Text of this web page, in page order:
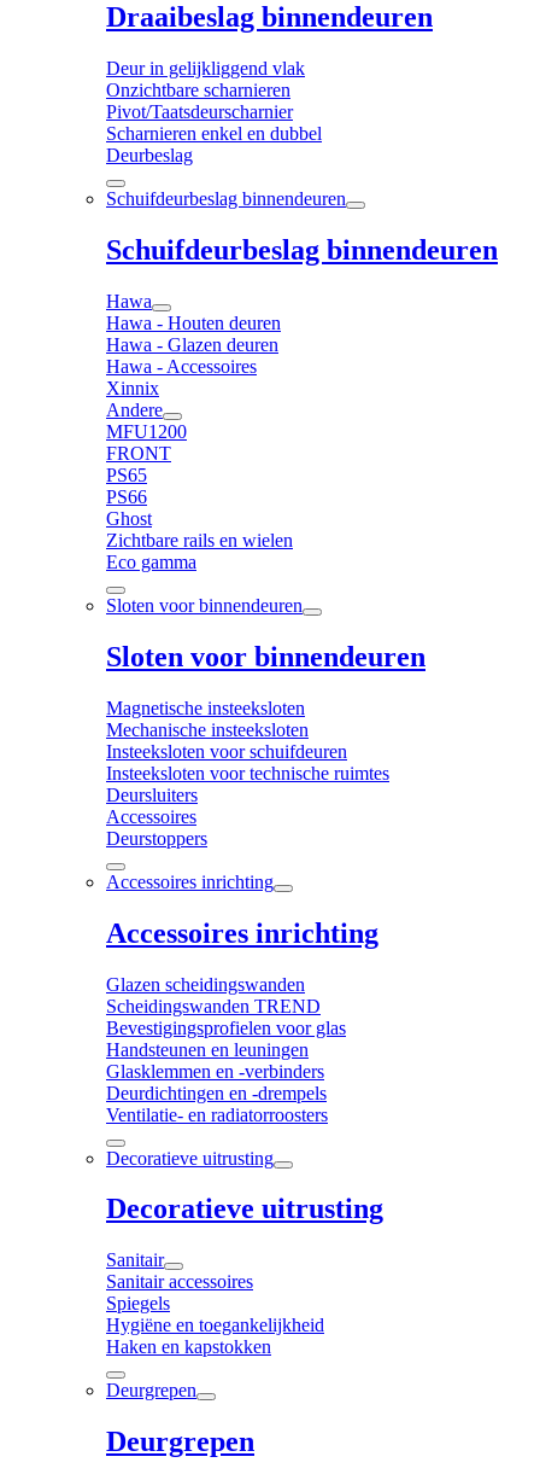
Draaibeslag binnendeuren
Deur in gelijkliggend vlak
Onzichtbare scharnieren
Pivot/Taatsdeurscharnier
Scharnieren enkel en dubbel
Deurbeslag
Schuifdeurbeslag binnendeuren
Schuifdeurbeslag binnendeuren
Hawa
Hawa - Houten deuren
Hawa - Glazen deuren
Hawa - Accessoires
Xinnix
Andere
MFU1200
FRONT
PS65
PS66
Ghost
Zichtbare rails en wielen
Eco gamma
Sloten voor binnendeuren
Sloten voor binnendeuren
Magnetische insteeksloten
Mechanische insteeksloten
Insteeksloten voor schuifdeuren
Insteeksloten voor technische ruimtes
Deursluiters
Accessoires
Deurstoppers
Accessoires inrichting
Accessoires inrichting
Glazen scheidingswanden
Scheidingswanden TREND
Bevestigingsprofielen voor glas
Handsteunen en leuningen
Glasklemmen en -verbinders
Deurdichtingen en -drempels
Ventilatie- en radiatorroosters
Decoratieve uitrusting
Decoratieve uitrusting
Sanitair
Sanitair accessoires
Spiegels
Hygiëne en toegankelijkheid
Haken en kapstokken
Deurgrepen
Deurgrepen